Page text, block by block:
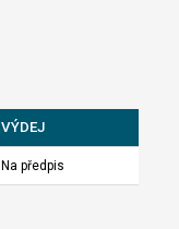
VÝDEJ
Na předpis